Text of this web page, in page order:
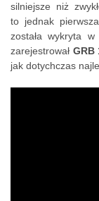
silniejsze niż
to jednak
została wykryta
zarejestrował GRB
jak dotychczas